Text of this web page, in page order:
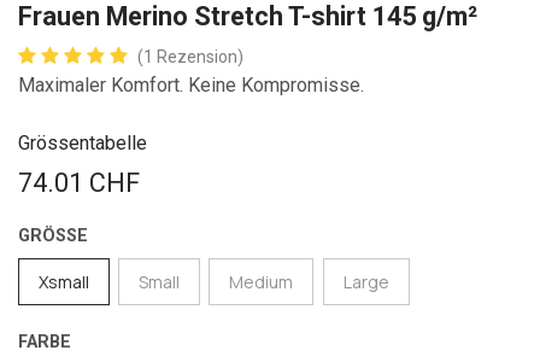
Frauen Merino Stretch T-shirt 145 g/m²
(1 Rezension)
Maximaler Komfort. Keine Kompromisse.
Grössentabelle
74.01 CHF
GRÖSSE
Xsmall Small Medium Large
FARBE